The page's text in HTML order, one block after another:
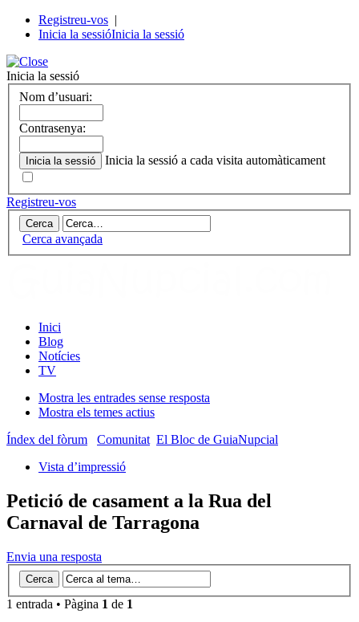
Registreu-vos |
Inicia la sessióInicia la sessió
Inicia la sessió
Nom d’usuari:
Contrasenya:
Inicia la sessió a cada visita automàticament
Registreu-vos
Cerca avançada
Inici
Blog
Notícies
TV
Mostra les entrades sense resposta
Mostra els temes actius
Índex del fòrum
Comunitat El Bloc de GuiaNupcial
Vista d’impressió
Petició de casament a la Rua del
Carnaval de Tarragona
Envia una resposta
1 entrada • Pàgina 1 de 1